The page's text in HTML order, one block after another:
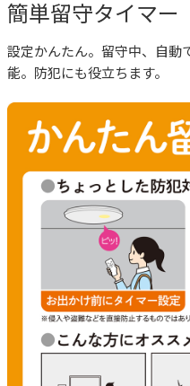
簡単留守タイマー
設定かんたん。留守中、自動
能。防犯にも役立ちます。